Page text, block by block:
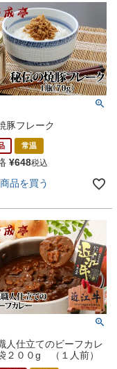
豚フレーク
常温
¥648税込
品を買う
人仕立てのビーフカレ
００g （１人前）